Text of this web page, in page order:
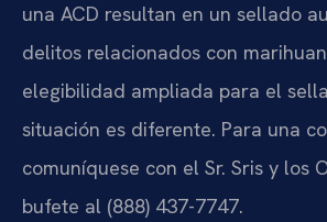
una ACD resultan en un sellado
delitos relacionados con
elegibilidad ampliada para el
situación es diferente. Para una
comuníquese con el Sr. Sris y los
bufete al (888) 437-7747.